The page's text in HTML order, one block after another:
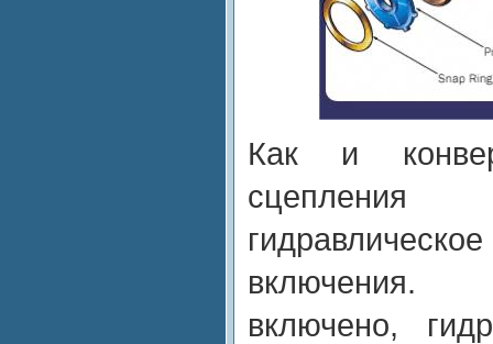
Как и
включения.
включено,